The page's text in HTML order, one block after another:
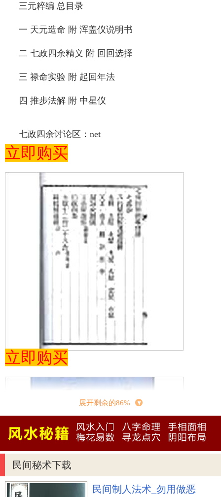
三元粹编 总目录
一 天元造命 附 浑盖仪说明书
二 七政四余精义 附 回回选择
三 禄命实验 附 起回年法
四 推步法解 附 中星仪
七政四余讨论区：net
立即购买
立即购买
展开剩余的86%
民间秘术下载
民间制人法术_勿用做恶